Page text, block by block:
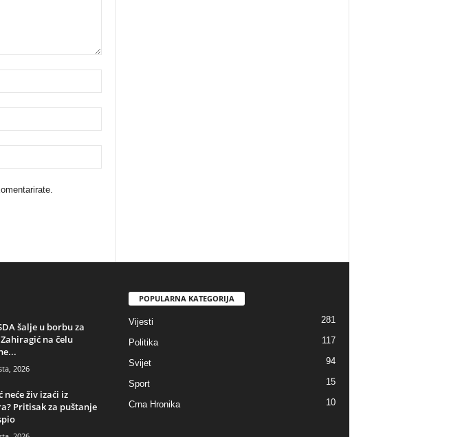
šalje u borbu za
na čelu
2026
neće živ izaći iz
Pritisak za puštanje
POPULARNA KATEGORIJA
Vijesti 281
Politika 117
Svijet 94
Sport 15
Crna Hronika 10